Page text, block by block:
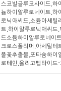
스코빌글루코사이드,하
늄하이알루로네이트,하
로닉애씨드,소듐아세틸
트,하이알루로닉애씨드
드소듐하이알루로네이
크로스폴리머,아세틸테
풀꽃추출물,포타슘하이
로테인,올리고펩타이드-